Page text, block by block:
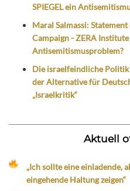
SPIEGEL ein
Maral Salmassi:
Campaign - ZERA Institute
Antisemitismusproblem?
Die israelfeindliche
der Alternative für
„Israelkritik“
Aktuell
„Ich sollte eine einladende,
eingehende Haltung zeigen“